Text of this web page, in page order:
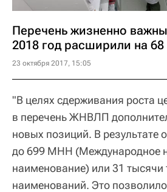
Перечень жизненно
2018 год расширили на
23 октября 2017, 15:05
"В целях сдерживания роста
в перечень ЖНВЛП
новых позиций. В результате
до 699 МНН (Международное
наименование) или 31 тысячи
наименований. Это